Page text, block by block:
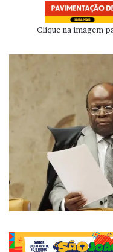
Clique na imagem